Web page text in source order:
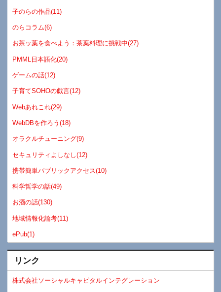
子のらの作品(11)
のらコラム(6)
お茶ッ葉を食べよう：茶葉料理に挑戦中(27)
PMML日本語化(20)
ゲームの話(12)
子育てSOHOの戯言(12)
Webあれこれ(29)
WebDBを作ろう(18)
オラクルチューニング(9)
セキュリティよしなし(12)
携帯簡単パブリックアクセス(10)
科学哲学の話(49)
お酒の話(130)
地域情報化論考(11)
ePub(1)
リンク
株式会社ソーシャルキャピタルインテグレーション